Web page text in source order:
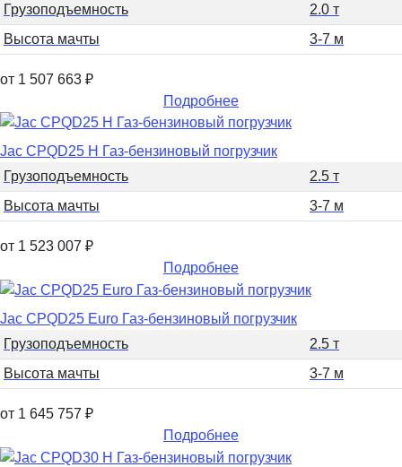
Грузоподъемность
2.0 т
Высота мачты
3-7 м
от 1 507 663 ₽
Подробнее
Jac CPQD25 H Газ-бензиновый погрузчик
Грузоподъемность
2.5 т
Высота мачты
3-7 м
от 1 523 007 ₽
Подробнее
Jac CPQD25 Euro Газ-бензиновый погрузчик
Грузоподъемность
2.5 т
Высота мачты
3-7 м
от 1 645 757 ₽
Подробнее